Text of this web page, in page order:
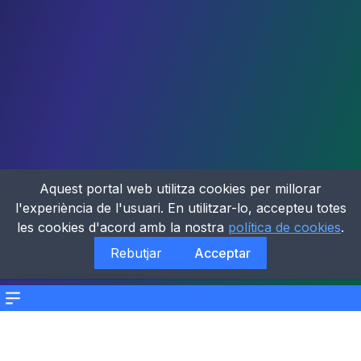
Menu
Aquest portal web utilitza cookies per millorar
l'experiència de l'usuari. En utilitzar-lo, accepteu totes
les cookies d'acord amb la nostra política de cookies.
Rebutjar
Acceptar